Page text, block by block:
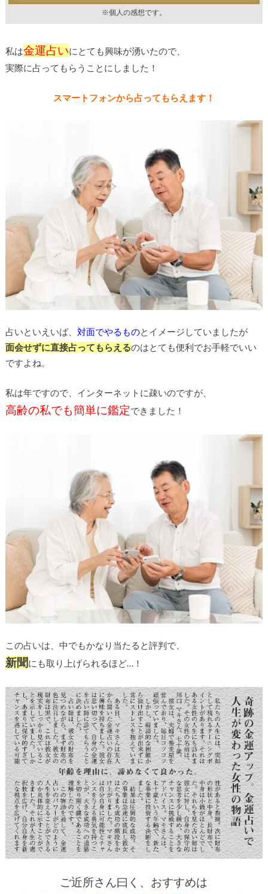
※個人の感想です。
私は金運占いにとても興味が湧いたので、
実際に占ってもらうことにしました！
スマートフォンから占ってもらえます！
占いといえいば、 対面でやるものとイメージしていましたが
面会せずに直接占ってもらえるのはとても便利でお手軽でいい
ですよね。
私は年ですので、インターネットに疎いのですが、
高齢の私でも簡単に鑑定できました！
この占いは、中でもかなり当たると評判で、
新聞にも取り上げられるほど…！
ご近所さん曰く、おすすめは